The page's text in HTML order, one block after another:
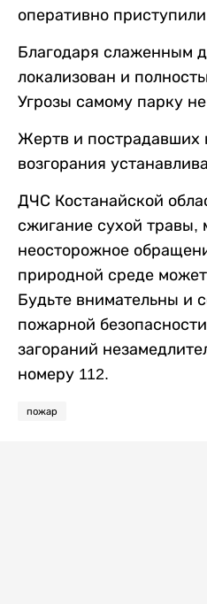
оперативно
Благодаря слаженным
локализован и
Угрозы самому парку
Жертв и пострадавших
возгорания
ДЧС Костанайской
сжигание сухой травы,
неосторожное
природной среде
Будьте внимательны и
пожарной
загораний
номеру 112.
пожар